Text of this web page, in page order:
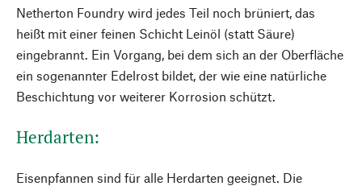
Netherton Foundry wird jedes Teil noch brüniert, das
heißt mit einer feinen Schicht Leinöl (statt Säure)
eingebrannt. Ein Vorgang, bei dem sich an der Oberfläche
ein sogenannter Edelrost bildet, der wie eine natürliche
Beschichtung vor weiterer Korrosion schützt.
Herdarten:
Eisenpfannen sind für alle Herdarten geeignet. Die